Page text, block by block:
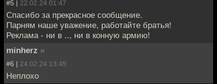
#5 | 22.02.24 01:47
Спасибо за прекрасное сообщение.
Парням наше уважение, работайте братья!
Реклама - ни в .., ни в конную армию!
minherz »
#6 | 24.02.24 13:49
Неплохо